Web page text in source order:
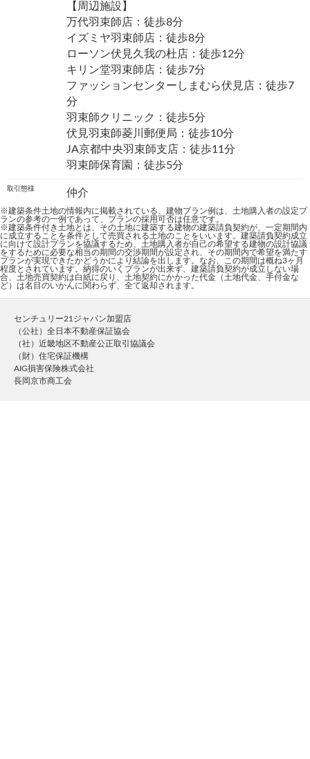
【周辺施設】
万代羽束師店：徒歩8分
イズミヤ羽束師店：徒歩8分
ローソン伏見久我の杜店：徒歩12分
キリン堂羽束師店：徒歩7分
ファッションセンターしまむら伏見店：徒歩7
分
羽束師クリニック：徒歩5分
伏見羽束師菱川郵便局：徒歩10分
JA京都中央羽束師支店：徒歩11分
羽束師保育園：徒歩5分
取引態様 仲介
※建築条件土地の情報内に掲載されている、建物プラン例は、土地購入者の設定プ
ランの参考の一例であって、プランの採用可否は任意です。
※建築条件付き土地とは、その土地に建築する建物の建築請負契約が、一定期間内
に成立することを条件として売買される土地のことをいいます。建築請負契約成立
に向けて設計プランを協議するため、土地購入者が自己の希望する建物の設計協議
をするために必要な相当の期間の交渉期間が設定され、その期間内で希望を満たす
プランが実現できたかどうかにより結論を出します。なお、この期間は概ね3ヶ月
程度とされています。納得のいくプランが出来ず、建築請負契約が成立しない場
合、土地売買契約は白紙に戻り、土地契約にかかった代金（土地代金、手付金な
ど）は名目のいかんに関わらず、全て返却されます。
センチュリー21ジャパン加盟店
（公社）全日本不動産保証協会
（社）近畿地区不動産公正取引協議会
（財）住宅保証機構
AIG損害保険株式会社
長岡京市商工会